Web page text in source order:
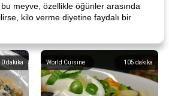
meyve, özellikle öğünler arasında
kilo verme diyetine faydalı bir
dakika 105 dakika
World Cuisine